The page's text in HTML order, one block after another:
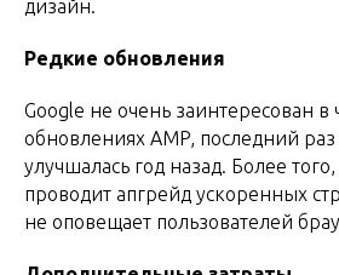
дизайн.
Редкие обновления
Google не очень заинтересован в
обновлениях AMP, последний раз
улучшалась год назад. Более
проводит апгрейд ускоренных
не оповещает пользователей